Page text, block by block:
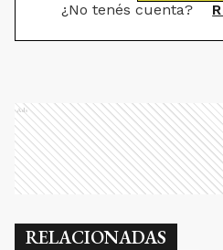
¿No tenés cuenta?
Ads
RELACIONADAS